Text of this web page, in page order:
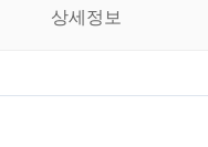
상세정보